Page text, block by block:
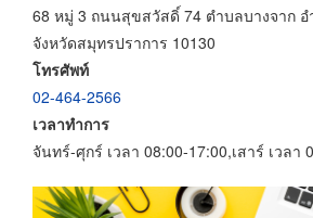
68 หมู่ 3 ถนนสุขสวัสดิ์ 74 ตำบลบางจาก อ
จังหวัดสมุทรปราการ 10130
โทรศัพท์
02-464-2566
เวลาทำการ
จันทร์-ศุกร์ เวลา 08:00-17:00,เสาร์ เวลา